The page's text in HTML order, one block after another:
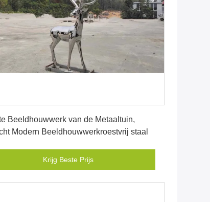
Beeldhouwwerk van de Metaaltuin,
Modern Beeldhouwwerkroestvrij staal
Krijg Beste Prijs